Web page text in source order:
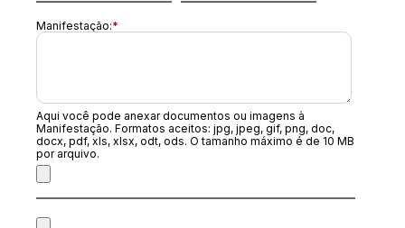
Manifestação:*
Aqui você pode anexar documentos ou imagens à
Manifestação. Formatos aceitos: jpg, jpeg, gif, png, doc,
docx, pdf, xls, xlsx, odt, ods. O tamanho máximo é de 10 MB
por arquivo.